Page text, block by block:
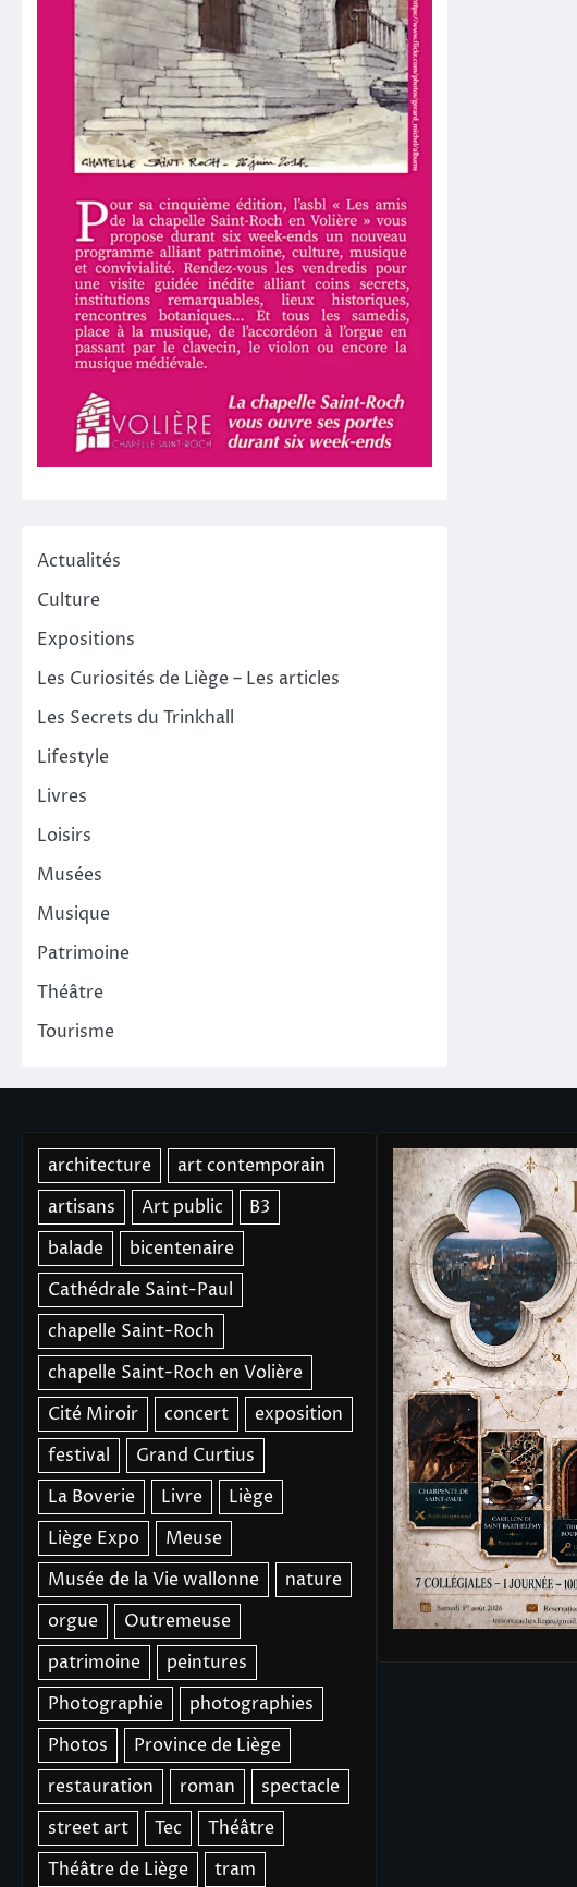
Actualités
Culture
Expositions
Les Curiosités de Liège – Les articles
Les Secrets du Trinkhall
Lifestyle
Livres
Loisirs
Musées
Musique
Patrimoine
Théâtre
Tourisme